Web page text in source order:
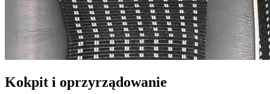
Kokpit i oprzyrządowanie